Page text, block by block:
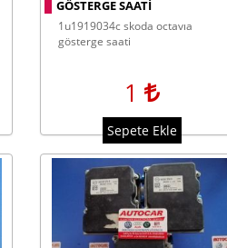
GÖSTERGE SAATI
1u1919034c skoda octavıa
gösterge saati
1
Sepete Ekle